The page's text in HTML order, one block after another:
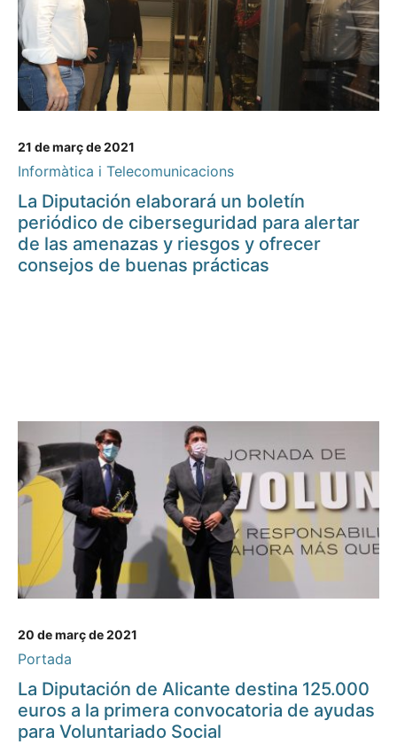
21 de març de 2021
Informàtica i Telecomunicacions
La Diputación elaborará un boletín
periódico de ciberseguridad para alertar
de las amenazas y riesgos y ofrecer
consejos de buenas prácticas
20 de març de 2021
Portada
La Diputación de Alicante destina 125.000
euros a la primera convocatoria de ayudas
para Voluntariado Social